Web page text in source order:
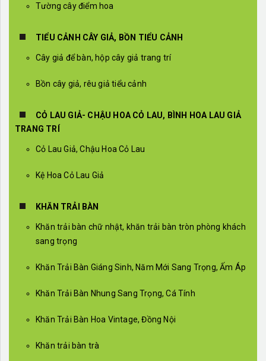
Tường cây điểm hoa
TIỂU CẢNH CÂY GIẢ, BỒN TIỂU CẢNH
Cây giả để bàn, hộp cây giả trang trí
Bồn cây giả, rêu giả tiểu cảnh
CỎ LAU GIẢ- CHẬU HOA CỎ LAU, BÌNH HOA LAU GIẢ
TRANG TRÍ
Cỏ Lau Giả, Chậu Hoa Cỏ Lau
Kệ Hoa Cỏ Lau Giả
KHĂN TRẢI BÀN
Khăn trải bàn chữ nhật, khăn trải bàn tròn phòng khách
sang trọng
Khăn Trải Bàn Giáng Sinh, Năm Mới Sang Trọng, Ấm Áp
Khăn Trải Bàn Nhung Sang Trọng, Cá Tính
Khăn Trải Bàn Hoa Vintage, Đồng Nội
Khăn trải bàn trà